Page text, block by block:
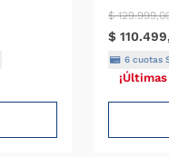
$ 129.999,
$ 110.499
6 cuotas